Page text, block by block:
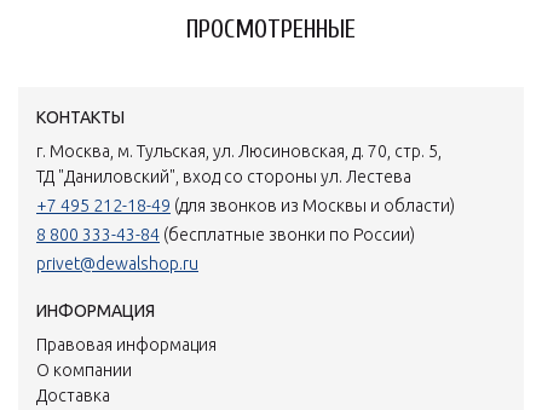
ПРОСМОТРЕННЫЕ
КОНТАКТЫ
г. Москва, м. Тульская, ул. Люсиновская, д. 70, стр. 5,
ТД "Даниловский", вход со стороны ул. Лестева
+7 495 212-18-49 (для звонков из Москвы и области)
8 800 333-43-84 (бесплатные звонки по России)
privet@dewalshop.ru
ИНФОРМАЦИЯ
Правовая информация
О компании
Доставка